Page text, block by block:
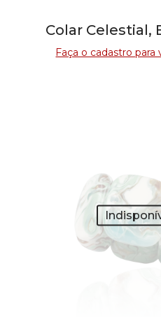
Colar Celestial,
Faça o cadastro para